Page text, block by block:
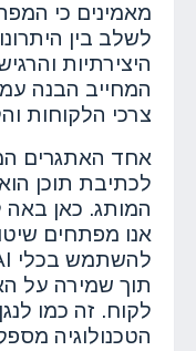
מאמינים כי
לשלב בין
היצירתיות
צרכי הלקוחות
לכתיבת תוכן
המותג. כאן באה
אנו מפתחים
תוך שמירה על
לקוח. זה כמו
הטכנולוגיה